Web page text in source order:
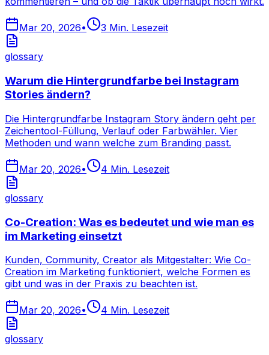
Mar 20, 2026• 3 Min. Lesezeit
glossary
Warum die Hintergrundfarbe bei Instagram
Stories ändern?
Die Hintergrundfarbe Instagram Story ändern geht per
Zeichentool-Füllung, Verlauf oder Farbwähler. Vier
Methoden und wann welche zum Branding passt.
Mar 20, 2026• 4 Min. Lesezeit
glossary
Co-Creation: Was es bedeutet und wie man es
im Marketing einsetzt
Kunden, Community, Creator als Mitgestalter: Wie Co-
Creation im Marketing funktioniert, welche Formen es
gibt und was in der Praxis zu beachten ist.
Mar 20, 2026• 4 Min. Lesezeit
glossary